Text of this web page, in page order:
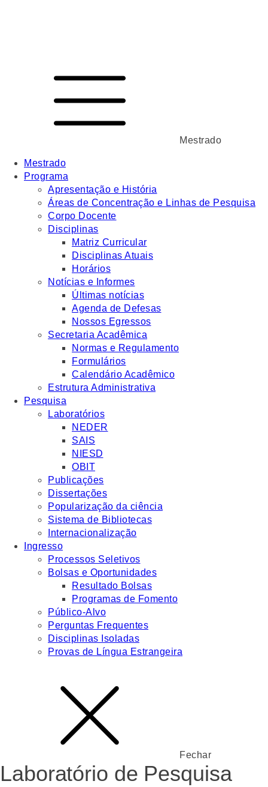
Mestrado
Mestrado
Programa
Apresentação e História
Áreas de Concentração e Linhas de Pesquisa
Corpo Docente
Disciplinas
Matriz Curricular
Disciplinas Atuais
Horários
Notícias e Informes
Últimas notícias
Agenda de Defesas
Nossos Egressos
Secretaria Acadêmica
Normas e Regulamento
Formulários
Calendário Acadêmico
Estrutura Administrativa
Pesquisa
Laboratórios
NEDER
SAIS
NIESD
OBIT
Publicações
Dissertações
Popularização da ciência
Sistema de Bibliotecas
Internacionalização
Ingresso
Processos Seletivos
Bolsas e Oportunidades
Resultado Bolsas
Programas de Fomento
Público-Alvo
Perguntas Frequentes
Disciplinas Isoladas
Provas de Língua Estrangeira
Fechar
Laboratório de Pesquisa